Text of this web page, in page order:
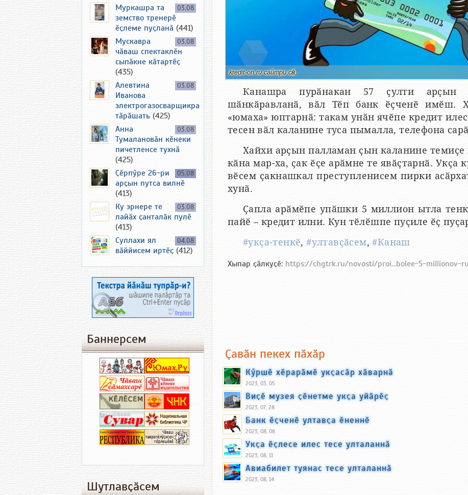
kredit-on.ru сайтри сӑн
Канашра пурӑнакан 57 ҫулти арҫын
шӑнкӑравланӑ, вӑл Тӗп банк ӗҫченӗ имӗш.
«юмаха» юптарнӑ: такам унӑн ячӗпе кредит
тесен вӑл каланине туса пымалла, телефона
Хайхи арҫын палламан ҫын каланине темиҫе
кӑна мар-ха, ҫак ӗҫе арӑмне те явӑҫтарнӑ. Укҫа
вӗсем ҫакнашкал преступленисем пирки
хунӑ.
Ҫапла арӑмӗпе упӑшки 5 миллион ытла
пайӗ – кредит илни. Кун тӗлӗшпе пуҫиле ӗҫ
#укҫа-тенкӗ,#ултавҫӑсем,#Канаш
Хыпар ҫӑлкуҫӗ: https://chgtrk.ru/novosti/proi...bolee-5-millionov-
Ҫавӑн пекех пӑхӑр
Кӳршӗ хӗрарӑмӗ укҫасӑр хӑварнӑ
2023, 03, 05
Виҫӗ музея ҫӗнетме укҫа уйӑрӗҫ
2023, 07, 28
Банк ӗҫченӗ ултавҫа ӗненнӗ
2023, 08, 08
Укҫа ӗҫлесе илес тесе улталаннӑ
2023, 08, 11
Авиабилет туянас тесе улталаннӑ
2023, 08, 14
03.08
Муркашра та
земство тренерӗ
ӗҫлеме пуҫланӑ (441)
03.08
Мускавра
чӑваш спектаклӗн
сыпӑкне кӑтартӗҫ
(435)
03.08
Алевтина
Иванова
электрогазосварщикра
тӑрӑшать (425)
03.08
Анна
Тумалановӑн кӗнеки
пичетленсе тухнӑ
(425)
05.08
Ҫӗрпӳре 26-ри
арҫын путса вилнӗ
(413)
03.08
Ку эрнере те
лайӑх ҫанталӑк пулӗ
(413)
04.08
Суллахи ял
вӑййисем иртӗҫ (412)
Баннерсем
Шутлавҫӑсем